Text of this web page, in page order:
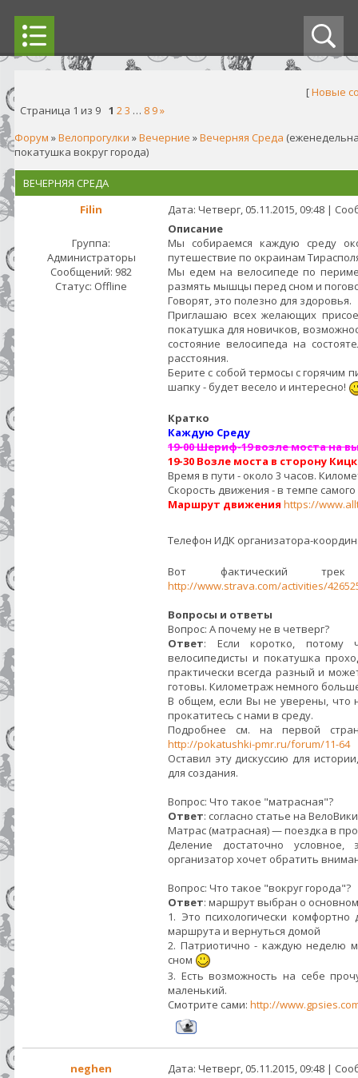
[Новые
Страница 1 из 9 1 23 … 8 9»
Форум »Велопрогулки »Вечерние »Вечерняя Среда
покатушка вокруг города)
ВЕЧЕРНЯЯ СРЕДА
Filin
Дата: Четверг, 05.11.2015, 09:48 |
Группа:
Администраторы
Сообщений: 982
Статус: Offline
Описание
Мы собираемся каждую среду
путешествие по окраинам
Мы едем на велосипеде по
размять мышцы перед сном и
Говорят, это полезно для здоровья.
Приглашаю всех желающих
покатушка для новичков,
состояние велосипеда на
расстояния.
Берите с собой термосы с горячим
шапку - будет весело и интересно!
Кратко
Каждую Среду
19-00 Шериф-19 возле моста на
19-30 Возле моста в сторону
Время в пути - около 3 часов.
Скорость движения - в темпе
Маршрут движения https://
Телефон ИДК организатора-
Вот фактический
http://www.strava.com/activities/
Вопросы и ответы
Вопрос: А почему не в четверг?
Ответ: Если коротко, потому
велосипедисты и покатушка
практически всегда разный и
готовы. Километраж немного
В общем, если Вы не уверены, что
прокатитесь с нами в среду.
Подробнее см. на первой
http://pokatushki-pmr.ru/forum/11-64
Оставил эту дискуссию для
для создания.
Вопрос: Что такое "матрасная"?
Ответ: согласно статье на
Матрас (матрасная) — поездка в
Деление достаточно
организатор хочет обратить
Вопрос: Что такое "вокруг города"?
Ответ: маршрут выбран о
1. Это психологически
маршрута и вернуться домой
2. Патриотично - каждую неделю
сном
3. Есть возможность на себе
маленький.
Смотрите сами: http://
neghen Дата: Четверг, 05.11.2015, 09:48 |